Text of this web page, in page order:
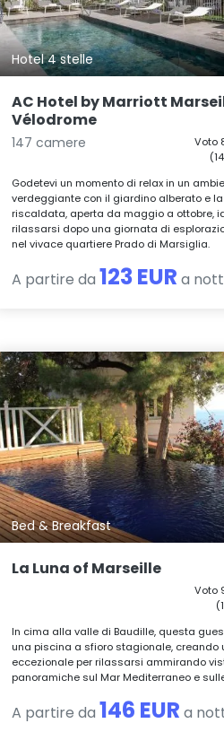
Hotel 4 stelle
AC Hotel by Marriott
Vélodrome
147 camere
Voto
Godetevi un momento di relax in un
verdeggiante con il giardino alberato e
riscaldata, aperta da maggio a ottobre,
rilassarsi dopo una giornata di
nel vivace quartiere Prado di Marsiglia.
A partire da 123 EUR a
Bed & Breakfast
La Luna of Marseille
Voto
In cima alla valle di Baudille, questa
una piscina a sfioro stagionale, creando
eccezionale per rilassarsi ammirando
panoramiche sul Mar Mediterraneo e
A partire da 146 EUR a